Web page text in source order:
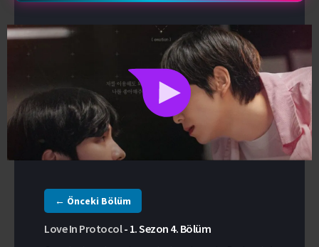
← Önceki Bölüm
Love In Protocol- 1. Sezon 4. Bölüm